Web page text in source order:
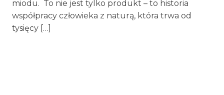
miodu. To nie jest tylko produkt – to historia
współpracy człowieka z naturą, która trwa od
tysięcy […]